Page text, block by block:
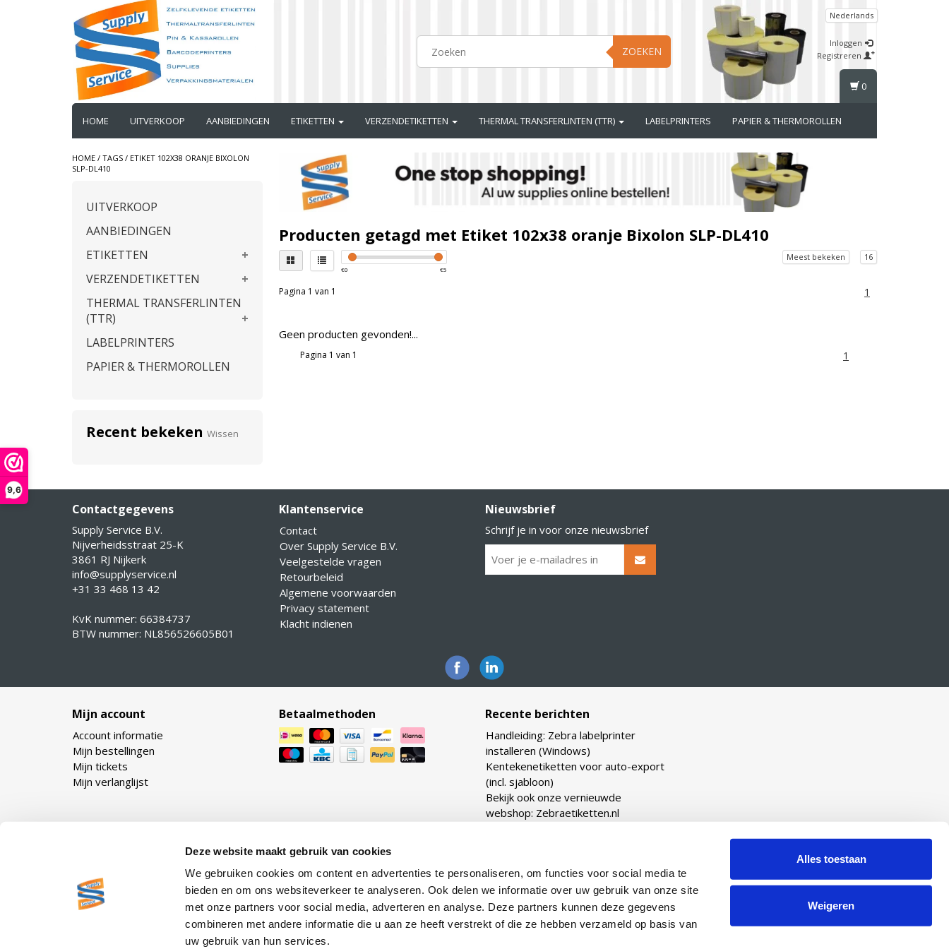
Deze website maakt gebruik van cookies
We gebruiken cookies om content en advertenties te personaliseren, om functies voor social media te
bieden en om ons websiteverkeer te analyseren. Ook delen we informatie over uw gebruik van onze site
met onze partners voor social media, adverteren en analyse. Deze partners kunnen deze gegevens
combineren met andere informatie die u aan ze heeft verstrekt of die ze hebben verzameld op basis van
uw gebruik van hun services.
Alles toestaan
Weigeren
9,6
ZOEKEN
Nederlands
Inloggen
Registreren
HOME UITVERKOOP AANBIEDINGEN ETIKETTEN VERZENDETIKETTEN THERMAL TRANSFERLINTEN (TTR) LABELPRINTERS PAPIER & THERMOROLLEN
0
HOME / TAGS / ETIKET 102X38 ORANJE BIXOLON
SLP-DL410
UITVERKOOP
AANBIEDINGEN
ETIKETTEN
VERZENDETIKETTEN
THERMAL TRANSFERLINTEN
(TTR)
LABELPRINTERS
PAPIER & THERMOROLLEN
Recent bekeken Wissen
Producten getagd met Etiket 102x38 oranje Bixolon SLP-DL410
€0 €5
Meest bekeken 16
Pagina 1 van 1 1
Geen producten gevonden!...
Pagina 1 van 1 1
Contactgegevens
Supply Service B.V.
Nijverheidsstraat 25-K
3861 RJ Nijkerk
info@supplyservice.nl
+31 33 468 13 42
KvK nummer: 66384737
BTW nummer: NL856526605B01
Klantenservice
Contact
Over Supply Service B.V.
Veelgestelde vragen
Retourbeleid
Algemene voorwaarden
Privacy statement
Klacht indienen
Nieuwsbrief
Schrijf je in voor onze nieuwsbrief
Mijn account
Account informatie
Mijn bestellingen
Mijn tickets
Mijn verlanglijst
Betaalmethoden Recente berichten
Handleiding: Zebra labelprinter
installeren (Windows)
Kentekenetiketten voor auto-export
(incl. sjabloon)
Bekijk ook onze vernieuwde
webshop: Zebraetiketten.nl
Lijmtypes uitgelegd: van permanent
tot removable